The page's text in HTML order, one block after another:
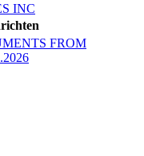
INC
FROM